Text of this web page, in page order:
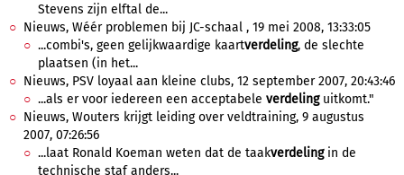
Stevens zijn elftal de...
Nieuws, Wéér problemen bij JC-schaal , 19 mei 2008, 13:33:05
...combi's, geen gelijkwaardige kaartverdeling, de slechte
plaatsen (in het...
Nieuws, PSV loyaal aan kleine clubs, 12 september 2007, 20:43:46
...als er voor iedereen een acceptabele verdelinguitkomt."
Nieuws, Wouters krijgt leiding over veldtraining, 9 augustus
2007, 07:26:56
...laat Ronald Koeman weten dat de taakverdelingin de
technische staf anders...